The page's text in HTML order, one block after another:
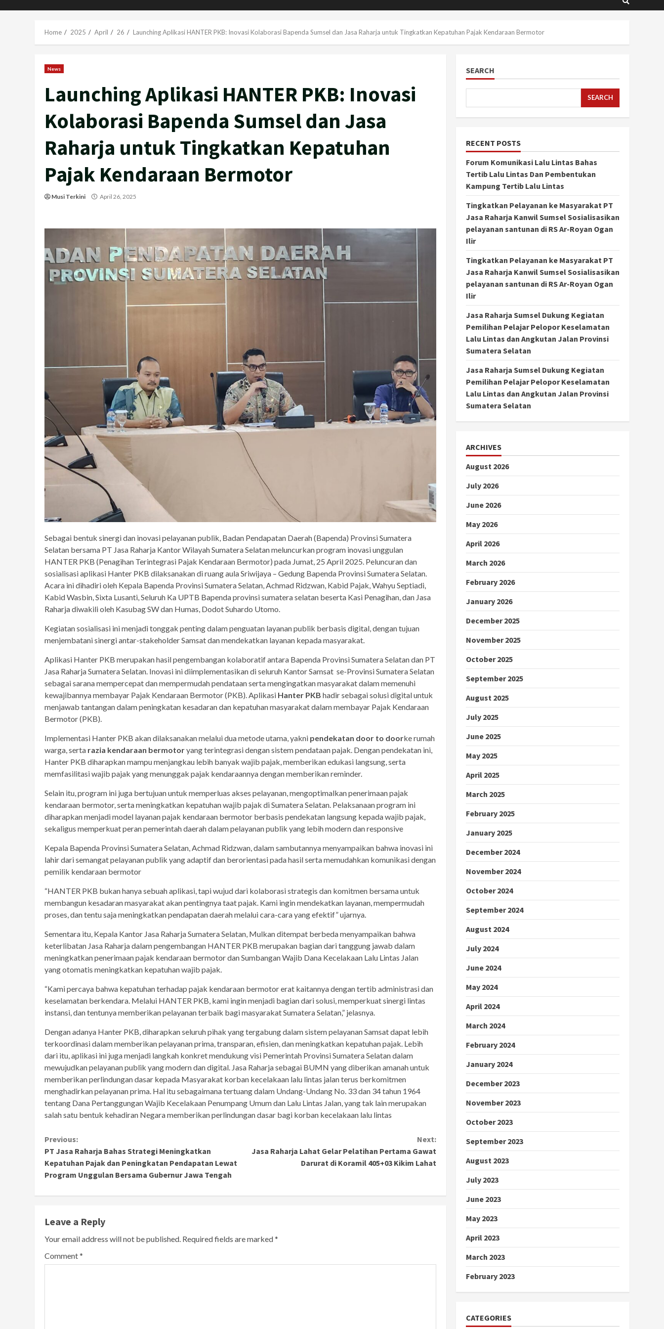
Home 2025 April 26 Launching Aplikasi HANTER PKB: Inovasi Kolaborasi Bapenda Sumsel dan Jasa Raharja untuk Tingkatkan Kepatuhan Pajak Kendaraan Bermotor
News
Launching Aplikasi HANTER PKB: Inovasi
Kolaborasi Bapenda Sumsel dan Jasa
Raharja untuk Tingkatkan Kepatuhan
Pajak Kendaraan Bermotor
Musi Terkini April 26, 2025
Sebagai bentuk sinergi dan inovasi pelayanan publik, Badan Pendapatan Daerah (Bapenda) Provinsi Sumatera
Selatan bersama PT Jasa Raharja Kantor Wilayah Sumatera Selatan meluncurkan program inovasi unggulan
HANTER PKB (Penagihan Terintegrasi Pajak Kendaraan Bermotor) pada Jumat, 25 April 2025. Peluncuran dan
sosialisasi aplikasi Hanter PKB dilaksanakan di ruang aula Sriwijaya – Gedung Bapenda Provinsi Sumatera Selatan.
Acara ini dihadiri oleh Kepala Bapenda Provinsi Sumatera Selatan, Achmad Ridzwan, Kabid Pajak, Wahyu Septiadi,
Kabid Wasbin, Sixta Lusanti, Seluruh Ka UPTB Bapenda provinsi sumatera selatan beserta Kasi Penagihan, dan Jasa
Raharja diwakili oleh Kasubag SW dan Humas, Dodot Suhardo Utomo.
Kegiatan sosialisasi ini menjadi tonggak penting dalam penguatan layanan publik berbasis digital, dengan tujuan
menjembatani sinergi antar-stakeholder Samsat dan mendekatkan layanan kepada masyarakat.
Aplikasi Hanter PKB merupakan hasil pengembangan kolaboratif antara Bapenda Provinsi Sumatera Selatan dan PT
Jasa Raharja Sumatera Selatan. Inovasi ini diimplementasikan di seluruh Kantor Samsat se-Provinsi Sumatera Selatan
sebagai sarana mempercepat dan mempermudah pendataan serta mengingatkan masyarakat dalam memenuhi
kewajibannya membayar Pajak Kendaraan Bermotor (PKB). Aplikasi Hanter PKB hadir sebagai solusi digital untuk
menjawab tantangan dalam peningkatan kesadaran dan kepatuhan masyarakat dalam membayar Pajak Kendaraan
Bermotor (PKB).
Implementasi Hanter PKB akan dilaksanakan melalui dua metode utama, yakni pendekatan door to doorke rumah
warga, serta razia kendaraan bermotoryang terintegrasi dengan sistem pendataan pajak. Dengan pendekatan ini,
Hanter PKB diharapkan mampu menjangkau lebih banyak wajib pajak, memberikan edukasi langsung, serta
memfasilitasi wajib pajak yang menunggak pajak kendaraannya dengan memberikan reminder.
Selain itu, program ini juga bertujuan untuk memperluas akses pelayanan, mengoptimalkan penerimaan pajak
kendaraan bermotor, serta meningkatkan kepatuhan wajib pajak di Sumatera Selatan. Pelaksanaan program ini
diharapkan menjadi model layanan pajak kendaraan bermotor berbasis pendekatan langsung kepada wajib pajak,
sekaligus memperkuat peran pemerintah daerah dalam pelayanan publik yang lebih modern dan responsive
Kepala Bapenda Provinsi Sumatera Selatan, Achmad Ridzwan, dalam sambutannya menyampaikan bahwa inovasi ini
lahir dari semangat pelayanan publik yang adaptif dan berorientasi pada hasil serta memudahkan komunikasi dengan
pemilik kendaraan bermotor
“HANTER PKB bukan hanya sebuah aplikasi, tapi wujud dari kolaborasi strategis dan komitmen bersama untuk
membangun kesadaran masyarakat akan pentingnya taat pajak. Kami ingin mendekatkan layanan, mempermudah
proses, dan tentu saja meningkatkan pendapatan daerah melalui cara-cara yang efektif” ujarnya.
Sementara itu, Kepala Kantor Jasa Raharja Sumatera Selatan, Mulkan ditempat berbeda menyampaikan bahwa
keterlibatan Jasa Raharja dalam pengembangan HANTER PKB merupakan bagian dari tanggung jawab dalam
meningkatkan penerimaan pajak kendaraan bermotor dan Sumbangan Wajib Dana Kecelakaan Lalu Lintas Jalan
yang otomatis meningkatkan kepatuhan wajib pajak.
“Kami percaya bahwa kepatuhan terhadap pajak kendaraan bermotor erat kaitannya dengan tertib administrasi dan
keselamatan berkendara. Melalui HANTER PKB, kami ingin menjadi bagian dari solusi, memperkuat sinergi lintas
instansi, dan tentunya memberikan pelayanan terbaik bagi masyarakat Sumatera Selatan,” jelasnya.
Dengan adanya Hanter PKB, diharapkan seluruh pihak yang tergabung dalam sistem pelayanan Samsat dapat lebih
terkoordinasi dalam memberikan pelayanan prima, transparan, efisien, dan meningkatkan kepatuhan pajak. Lebih
dari itu, aplikasi ini juga menjadi langkah konkret mendukung visi Pemerintah Provinsi Sumatera Selatan dalam
mewujudkan pelayanan publik yang modern dan digital. Jasa Raharja sebagai BUMN yang diberikan amanah untuk
memberikan perlindungan dasar kepada Masyarakat korban kecelakaan lalu lintas jalan terus berkomitmen
menghadirkan pelayanan prima. Hal itu sebagaimana tertuang dalam Undang-Undang No. 33 dan 34 tahun 1964
tentang Dana Pertanggungan Wajib Kecelakaan Penumpang Umum dan Lalu Lintas Jalan, yang tak lain merupakan
salah satu bentuk kehadiran Negara memberikan perlindungan dasar bagi korban kecelakaan lalu lintas
Continue
Reading
Previous:
PT Jasa Raharja Bahas Strategi Meningkatkan
Kepatuhan Pajak dan Peningkatan Pendapatan Lewat
Program Unggulan Bersama Gubernur Jawa Tengah
Next:
Jasa Raharja Lahat Gelar Pelatihan Pertama Gawat
Darurat di Koramil 405+03 Kikim Lahat
Leave a Reply
Your email address will not be published. Required fields are marked*
Comment*
SEARCH
SEARCH
RECENT POSTS
Forum Komunikasi Lalu Lintas Bahas
Tertib Lalu Lintas Dan Pembentukan
Kampung Tertib Lalu Lintas
Tingkatkan Pelayanan ke Masyarakat PT
Jasa Raharja Kanwil Sumsel Sosialisasikan
pelayanan santunan di RS Ar-Royan Ogan
Ilir
Tingkatkan Pelayanan ke Masyarakat PT
Jasa Raharja Kanwil Sumsel Sosialisasikan
pelayanan santunan di RS Ar-Royan Ogan
Ilir
Jasa Raharja Sumsel Dukung Kegiatan
Pemilihan Pelajar Pelopor Keselamatan
Lalu Lintas dan Angkutan Jalan Provinsi
Sumatera Selatan
Jasa Raharja Sumsel Dukung Kegiatan
Pemilihan Pelajar Pelopor Keselamatan
Lalu Lintas dan Angkutan Jalan Provinsi
Sumatera Selatan
ARCHIVES
August 2026
July 2026
June 2026
May 2026
April 2026
March 2026
February 2026
January 2026
December 2025
November 2025
October 2025
September 2025
August 2025
July 2025
June 2025
May 2025
April 2025
March 2025
February 2025
January 2025
December 2024
November 2024
October 2024
September 2024
August 2024
July 2024
June 2024
May 2024
April 2024
March 2024
February 2024
January 2024
December 2023
November 2023
October 2023
September 2023
August 2023
July 2023
June 2023
May 2023
April 2023
March 2023
February 2023
CATEGORIES